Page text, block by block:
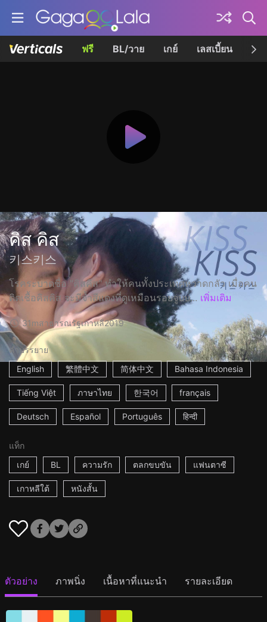
ฟรี BL/วาย เกย์ เลสเบี้ยน เค
คิส คิส
키스키스
โรคระบาดชื่อ "คิสคิส" ทำให้คนทั้งประเทศหวาดกลัว เมื่อคน
ติดเชื้อคิสคิส จะมีจ้ำสีแดงที่ดูเหมือนรอยจูบบ... เพิ่มเติม
31mสาธารณรัฐเกาหลี2019
คำบรรยาย
English
繁體中文 简体中文 Bahasa Indonesia
Tiếng Việt ภาษาไทย 한국어 français
Deutsch Español Português हिन्दी
แท็ก
เกย์
BL ความรัก ตลกขบขัน แฟนตาซี
เกาหลีใต้ หนังสั้น
ตัวอย่าง ภาพนิ่ง เนื้อหาที่แนะนำ รายละเอียด